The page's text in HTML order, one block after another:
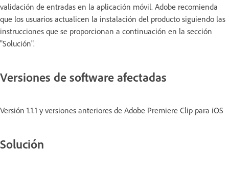
validación de entradas en la aplicación móvil. Adobe recomienda
que los usuarios actualicen la instalación del producto siguiendo las
instrucciones que se proporcionan a continuación en la sección
"Solución".
Versiones de software afectadas
Versión 1.1.1 y versiones anteriores de Adobe Premiere Clip para iOS
Solución